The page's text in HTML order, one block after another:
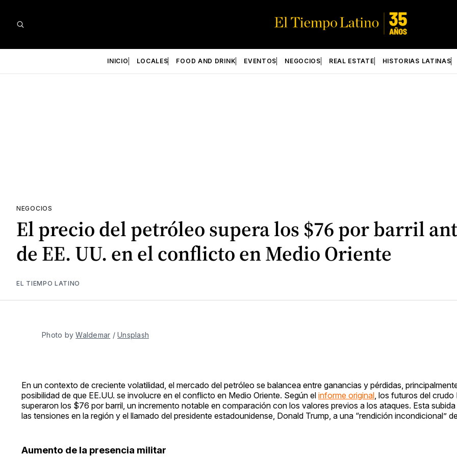
INICIO LOCALES FOOD AND DRINK EVENTOS NEGOCIOS REAL ESTATE HISTORIAS LATINAS
NEGOCIOS
El precio del petróleo supera los $76 por barril
de EE. UU. en el conflicto en Medio Oriente
EL TIEMPO LATINO
Photo by Waldemar / Unsplash
En un contexto de creciente volatilidad, el mercado del petróleo se balancea entre ganancias y pérdidas,
posibilidad de que EE.UU. se involucre en el conflicto en Medio Oriente. Según el informe original , los futuros del crudo
superaron los $76 por barril, un incremento notable en comparación con los valores previos a los ataques. Esta
las tensiones en la región y el llamado del presidente estadounidense, Donald Trump, a una “rendición incondicional”
Aumento de la presencia militar